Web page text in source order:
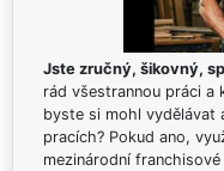
Jste zručný, šikovný,
rád všestrannou práci a
byste si mohl vydělávat
pracích? Pokud ano,
mezinárodní